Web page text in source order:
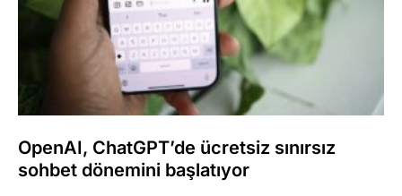
OpenAI, ChatGPT’de ücretsiz sınırsız
sohbet dönemini başlatıyor